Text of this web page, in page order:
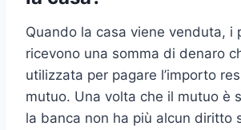
Quando la casa viene venduta, i
ricevono una somma di denaro
utilizzata per pagare l’importo
mutuo. Una volta che il mutuo è
la banca non ha più alcun diritto